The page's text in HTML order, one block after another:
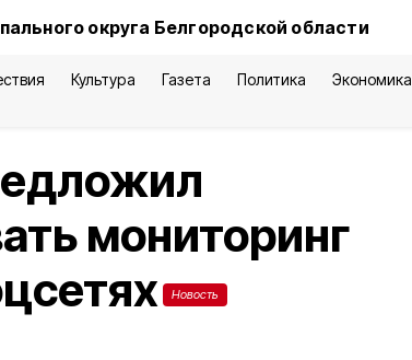
округа Белгородской области
Культура Газета Политика Экономика
мониторинг
Новость